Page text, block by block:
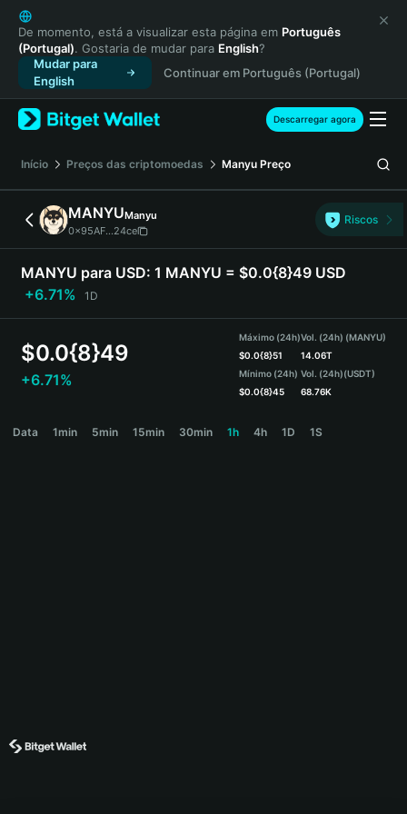
English
日本語
Tiếng Việt
Русский
Español (Latinoamérica)
Türkçe
Français
Deutsch
简体中文
繁體中文
Português (Portugal)
Bahasa Indonesia
ภาษาไทย
हिन्दी
Español
Português (Brasil)
De momento, está a visualizar esta página em Português
(Portugal). Gostaria de mudar para English?
Mudar para
English
Continuar em Português (Portugal)
Descarregar agora
Início Preços das criptomoedas Manyu Preço
MANYUManyu
0x95AF...24ce
Riscos
MANYU para USD: 1 MANYU = $0.0{8}49 USD
+6.71%
1D
$0.0{8}49
+6.71%
Máximo (24h)
$0.0{8}51
Mínimo (24h)
$0.0{8}45
Vol. (24h) (MANYU)
14.06T
Vol. (24h)(USDT)
68.76K
Data 1min 5min 15min 30min 1h 4h 1D 1S